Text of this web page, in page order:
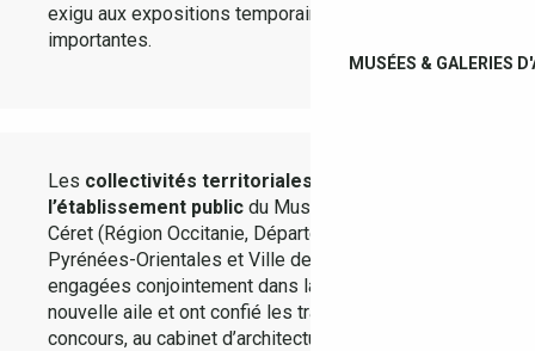
MUSÉES & GALERIES
exigu aux expositions temporaires, de plus en plus
importantes.
Les collectivités territoriales tutelles de
l’établissement public du Musée d’Art Moderne de
Céret (Région Occitanie, Département des
Pyrénées-Orientales et Ville de Céret) se sont donc
engagées conjointement dans la construction d’une
nouvelle aile et ont confié les travaux, après
concours, au cabinet d’architecture Pierre-Louis